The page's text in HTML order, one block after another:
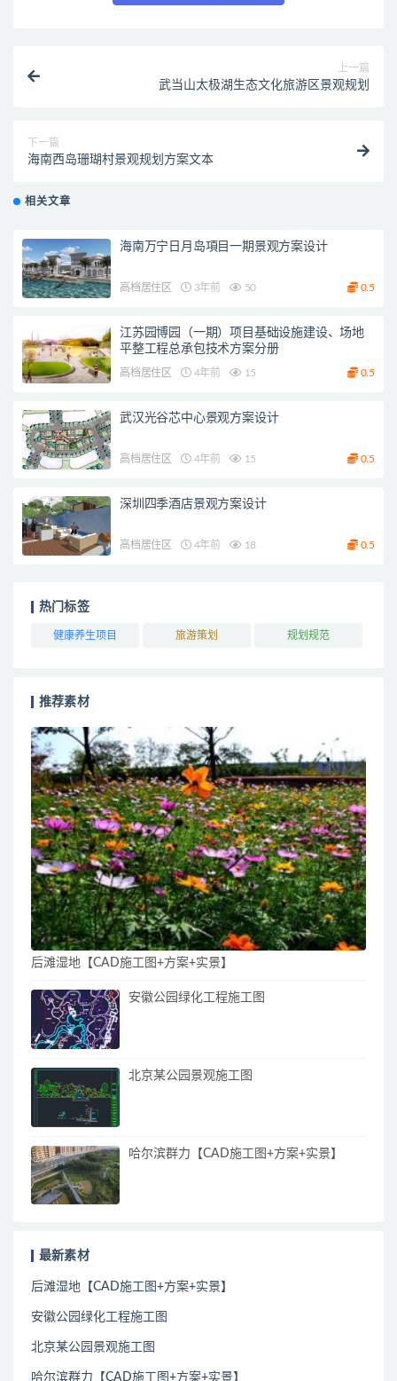
上一篇
武当山太极湖生态文化旅游区景观规划
下一篇
海南西岛珊瑚村景观规划方案文本
相关文章
海南万宁日月岛項目一期景观方案设计
高档居住区 3年前 50 0.5
江苏园博园（一期）项目基础设施建设、场地
平整工程总承包技术方案分册
高档居住区 4年前 15 0.5
武汉光谷芯中心景观方案设计
高档居住区 4年前 15 0.5
深圳四季酒店景观方案设计
高档居住区 4年前 18 0.5
热门标签
健康养生项目 旅游策划 规划规范
推荐素材
后滩湿地【CAD施工图+方案+实景】
安徽公园绿化工程施工图
北京某公园景观施工图
哈尔滨群力【CAD施工图+方案+实景】
最新素材
后滩湿地【CAD施工图+方案+实景】
安徽公园绿化工程施工图
北京某公园景观施工图
哈尔滨群力【CAD施工图+方案+实景】